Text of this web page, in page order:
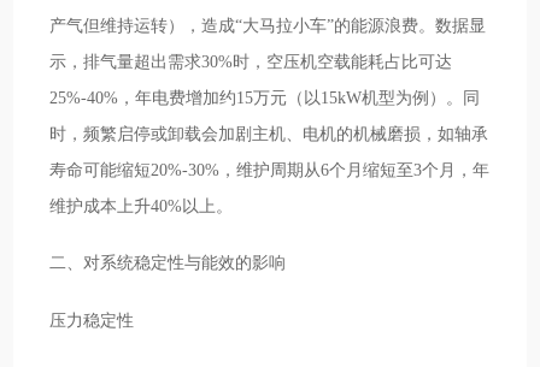
产气但维持运转），造成“大马拉小车”的能源浪费。数据显
示，排气量超出需求30%时，空压机空载能耗占比可达
25%-40%，年电费增加约15万元（以15kW机型为例）。同
时，频繁启停或卸载会加剧主机、电机的机械磨损，如轴承
寿命可能缩短20%-30%，维护周期从6个月缩短至3个月，年
维护成本上升40%以上。
二、对系统稳定性与能效的影响
压力稳定性